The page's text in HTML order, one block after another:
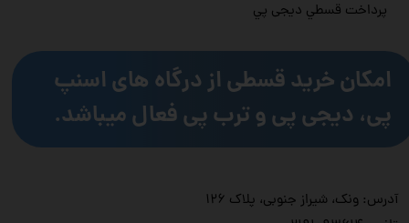
آدرس: ونک، شیراز جنوبی، پلاک ۱۲۶
پرداخت قسطي دیجی پي
امکان خرید قسطی از درگاه های اسنپ
پی، دیجی پی و ترب پی فعال میباشد.